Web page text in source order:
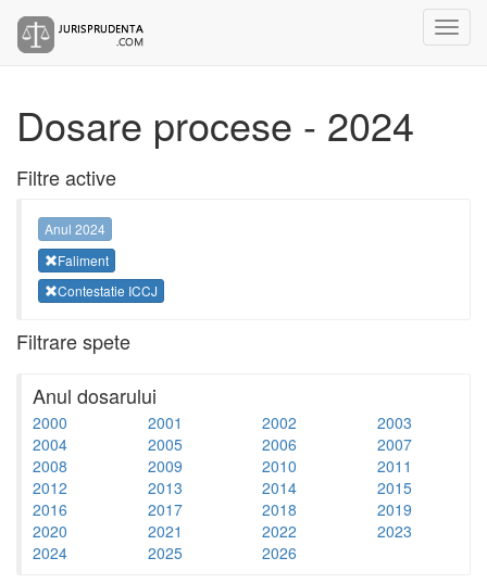
Dosare procese - 2024
Filtre active
Anul 2024
Faliment
Contestatie ICCJ
Filtrare spete
Anul dosarului
2000 2001 2002
2003
2004
2005 2006
2007
2008
2009 2010
2011
2012
2013 2014
2015
2016
2017 2018
2019
2020
2021 2022
2023
2024
2025 2026